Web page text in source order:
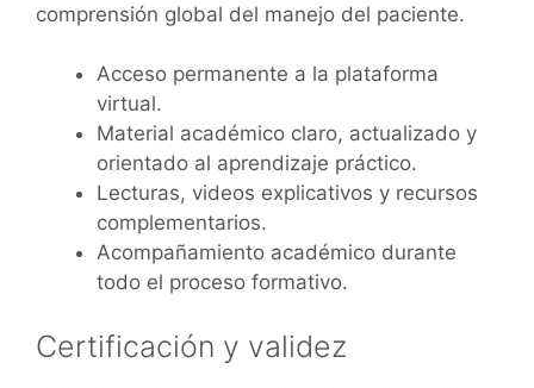
comprensión global del manejo del paciente.
Acceso permanente a la plataforma
virtual.
Material académico claro, actualizado y
orientado al aprendizaje práctico.
Lecturas, videos explicativos y recursos
complementarios.
Acompañamiento académico durante
todo el proceso formativo.
Certificación y validez